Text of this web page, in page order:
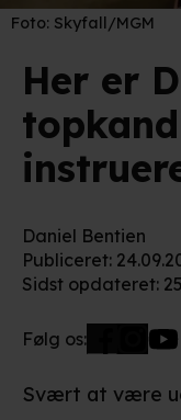
Foto: Skyfall/MGM
Her er
Daniel Bentien
Publiceret:
Sidst opdateret:
Følg os:
Svært at være